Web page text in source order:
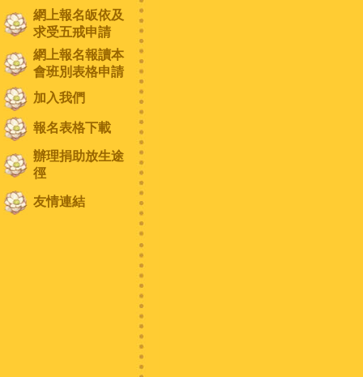
網上報名皈依及
求受五戒申請
網上報名報讀本
會班別表格申請
加入我們
報名表格下載
辦理捐助放生途
徑
友情連結